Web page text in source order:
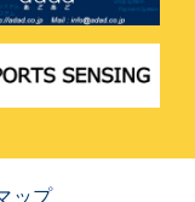
ップ